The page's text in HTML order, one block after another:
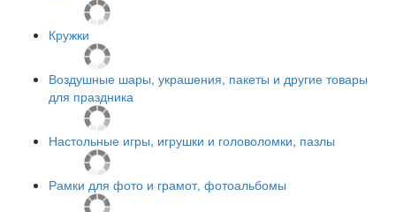
Кружки
Воздушные шары, украшения, пакеты и другие товары
для праздника
Настольные игры, игрушки и головоломки, пазлы
Рамки для фото и грамот, фотоальбомы